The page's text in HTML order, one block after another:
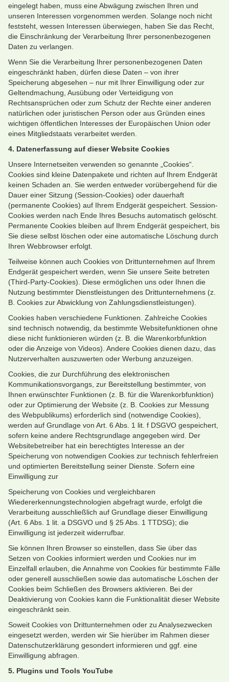
eingelegt haben, muss eine Abwägung zwischen Ihren und
unseren Interessen vorgenommen werden. Solange noch nicht
feststeht, wessen Interessen überwiegen, haben Sie das Recht,
die Einschränkung der Verarbeitung Ihrer personenbezogenen
Daten zu verlangen.
Wenn Sie die Verarbeitung Ihrer personenbezogenen Daten
eingeschränkt haben, dürfen diese Daten – von ihrer
Speicherung abgesehen – nur mit Ihrer Einwilligung oder zur
Geltendmachung, Ausübung oder Verteidigung von
Rechtsansprüchen oder zum Schutz der Rechte einer anderen
natürlichen oder juristischen Person oder aus Gründen eines
wichtigen öffentlichen Interesses der Europäischen Union oder
eines Mitgliedstaats verarbeitet werden.
4. Datenerfassung auf dieser Website Cookies
Unsere Internetseiten verwenden so genannte „Cookies“.
Cookies sind kleine Datenpakete und richten auf Ihrem Endgerät
keinen Schaden an. Sie werden entweder vorübergehend für die
Dauer einer Sitzung (Session-Cookies) oder dauerhaft
(permanente Cookies) auf Ihrem Endgerät gespeichert. Session-
Cookies werden nach Ende Ihres Besuchs automatisch gelöscht.
Permanente Cookies bleiben auf Ihrem Endgerät gespeichert, bis
Sie diese selbst löschen oder eine automatische Löschung durch
Ihren Webbrowser erfolgt.
Teilweise können auch Cookies von Drittunternehmen auf Ihrem
Endgerät gespeichert werden, wenn Sie unsere Seite betreten
(Third-Party-Cookies). Diese ermöglichen uns oder Ihnen die
Nutzung bestimmter Dienstleistungen des Drittunternehmens (z.
B. Cookies zur Abwicklung von Zahlungsdienstleistungen).
Cookies haben verschiedene Funktionen. Zahlreiche Cookies
sind technisch notwendig, da bestimmte Websitefunktionen ohne
diese nicht funktionieren würden (z. B. die Warenkorbfunktion
oder die Anzeige von Videos). Andere Cookies dienen dazu, das
Nutzerverhalten auszuwerten oder Werbung anzuzeigen.
Cookies, die zur Durchführung des elektronischen
Kommunikationsvorgangs, zur Bereitstellung bestimmter, von
Ihnen erwünschter Funktionen (z. B. für die Warenkorbfunktion)
oder zur Optimierung der Website (z. B. Cookies zur Messung
des Webpublikums) erforderlich sind (notwendige Cookies),
werden auf Grundlage von Art. 6 Abs. 1 lit. f DSGVO gespeichert,
sofern keine andere Rechtsgrundlage angegeben wird. Der
Websitebetreiber hat ein berechtigtes Interesse an der
Speicherung von notwendigen Cookies zur technisch fehlerfreien
und optimierten Bereitstellung seiner Dienste. Sofern eine
Einwilligung zur
Speicherung von Cookies und vergleichbaren
Wiedererkennungstechnologien abgefragt wurde, erfolgt die
Verarbeitung ausschließlich auf Grundlage dieser Einwilligung
(Art. 6 Abs. 1 lit. a DSGVO und § 25 Abs. 1 TTDSG); die
Einwilligung ist jederzeit widerrufbar.
Sie können Ihren Browser so einstellen, dass Sie über das
Setzen von Cookies informiert werden und Cookies nur im
Einzelfall erlauben, die Annahme von Cookies für bestimmte Fälle
oder generell ausschließen sowie das automatische Löschen der
Cookies beim Schließen des Browsers aktivieren. Bei der
Deaktivierung von Cookies kann die Funktionalität dieser Website
eingeschränkt sein.
Soweit Cookies von Drittunternehmen oder zu Analysezwecken
eingesetzt werden, werden wir Sie hierüber im Rahmen dieser
Datenschutzerklärung gesondert informieren und ggf. eine
Einwilligung abfragen.
5. Plugins und Tools YouTube